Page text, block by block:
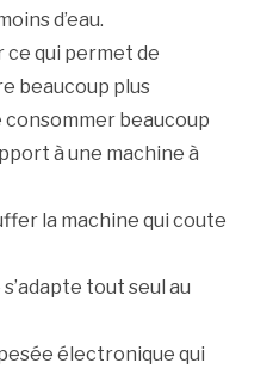
d’eau.
ce qui permet de
beaucoup plus
beaucoup
à une machine à
la machine qui coute
tout seul au
électronique qui